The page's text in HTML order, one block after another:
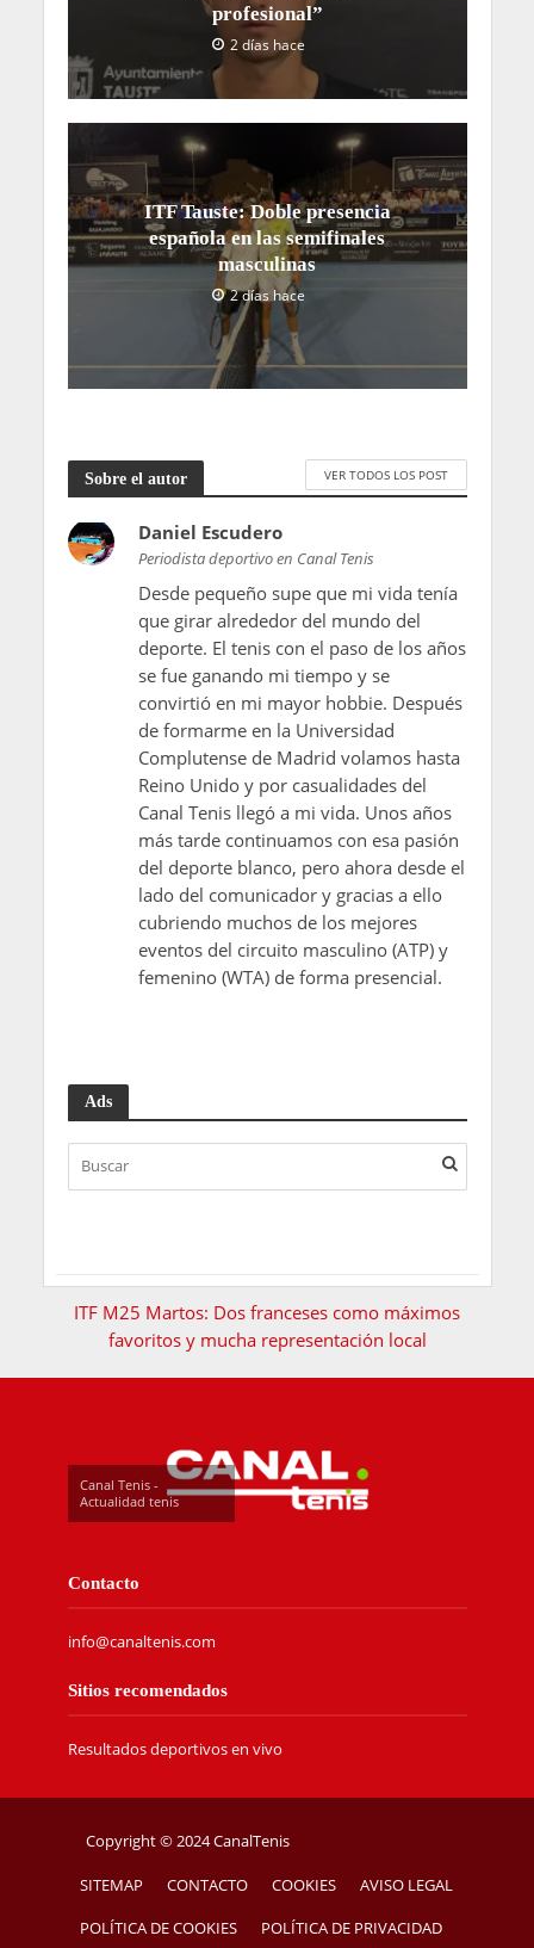
profesional”
2 días hace
ITF Tauste: Doble presencia
española en las semifinales
masculinas
2 días hace
Sobre el autor VER TODOS LOS POST
Daniel Escudero
Periodista deportivo en Canal Tenis
Desde pequeño supe que mi vida tenía
que girar alrededor del mundo del
deporte. El tenis con el paso de los años
se fue ganando mi tiempo y se
convirtió en mi mayor hobbie. Después
de formarme en la Universidad
Complutense de Madrid volamos hasta
Reino Unido y por casualidades del
Canal Tenis llegó a mi vida. Unos años
más tarde continuamos con esa pasión
del deporte blanco, pero ahora desde el
lado del comunicador y gracias a ello
cubriendo muchos de los mejores
eventos del circuito masculino (ATP) y
femenino (WTA) de forma presencial.
Ads
ITF M25 Martos: Dos franceses como máximos
favoritos y mucha representación local
Canal Tenis -
Actualidad tenis
Contacto
info@canaltenis.com
Sitios recomendados
Resultados deportivos en vivo
Copyright © 2024 CanalTenis
SITEMAP CONTACTO COOKIES AVISO LEGAL
POLÍTICA DE COOKIES POLÍTICA DE PRIVACIDAD